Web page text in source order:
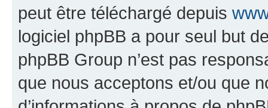
peut être téléchargé depuis
logiciel phpBB a pour seul but
phpBB Group n’est pas
que nous acceptons et/ou que